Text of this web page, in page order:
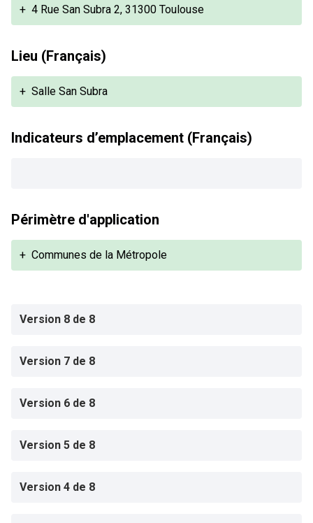
+ 4 Rue San Subra 2, 31300 Toulouse
Lieu (Français)
+ Salle San Subra
Indicateurs d’emplacement (Français)
Périmètre d'application
+ Communes de la Métropole
Version 8 de 8
Version 7 de 8
Version 6 de 8
Version 5 de 8
Version 4 de 8